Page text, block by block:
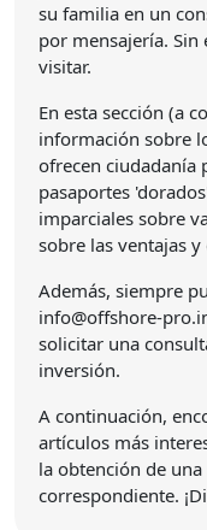
su familia en un
por mensajería.
visitar.
En esta sección (a
información sobre
ofrecen ciudadanía
pasaportes
imparciales sobre
sobre las ventajas
Además, siempre
info@offshore-
solicitar una
inversión.
A continuación,
artículos más
la obtención de
correspondiente.